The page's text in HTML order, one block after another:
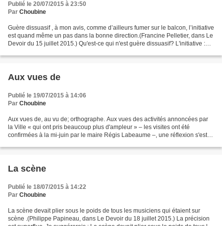
Publié le 20/07/2015 à 23:50
Par Choubine
Guère dissuasif , à mon avis, comme d’ailleurs fumer sur le balcon, l’initiative
est quand même un pas dans la bonne direction.(Francine Pelletier, dans Le
Devoir du 15 juillet 2015.) Qu'est-ce qui n'est guère dissuasif? L'initiative :
Aux vues de
Publié le 19/07/2015 à 14:06
Par Choubine
Aux vues de, au vu de; orthographe. Aux vues des activités annoncées par
la Ville « qui ont pris beaucoup plus d'ampleur » – les visites ont été
confirmées à la mi-juin par le maire Régis Labeaume –, une réflexion s'est
La scène
Publié le 18/07/2015 à 14:22
Par Choubine
La scène devait plier sous le poids de tous les musiciens qui étaient sur
scène .(Philippe Papineau, dans Le Devoir du 18 juillet 2015.) La précision